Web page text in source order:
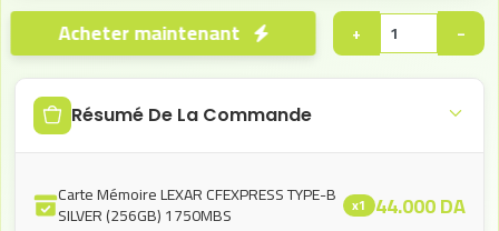
−
+
Acheter maintenant
Résumé De La Commande
Carte Mémoire LEXAR CFEXPRESS TYPE-B
SILVER (256GB) 1750MBS x1 44.000DA